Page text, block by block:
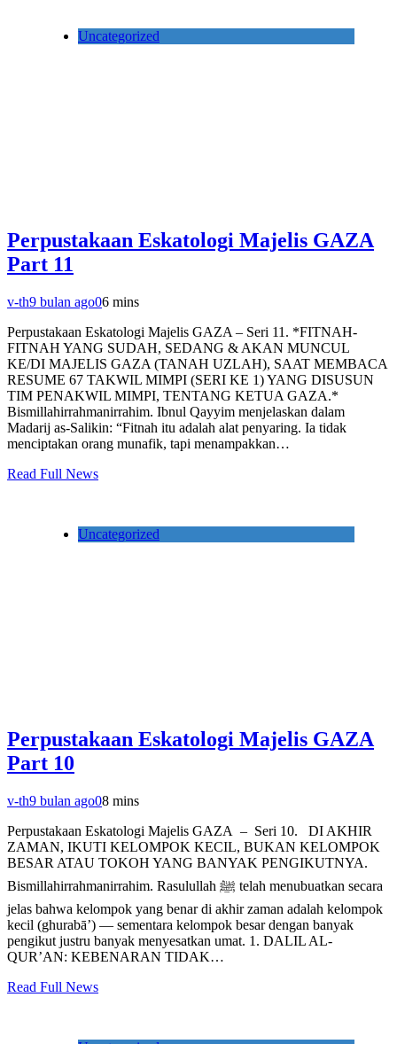
Uncategorized
Perpustakaan Eskatologi Majelis GAZA
Part 11
v-th9 bulan ago06 mins
Perpustakaan Eskatologi Majelis GAZA – Seri 11. *FITNAH-
FITNAH YANG SUDAH, SEDANG & AKAN MUNCUL
KE/DI MAJELIS GAZA (TANAH UZLAH), SAAT MEMBACA
RESUME 67 TAKWIL MIMPI (SERI KE 1) YANG DISUSUN
TIM PENAKWIL MIMPI, TENTANG KETUA GAZA.*
Bismillahirrahmanirrahim. Ibnul Qayyim menjelaskan dalam
Madarij as-Salikin: “Fitnah itu adalah alat penyaring. Ia tidak
menciptakan orang munafik, tapi menampakkan…
Read Full News
Uncategorized
Perpustakaan Eskatologi Majelis GAZA
Part 10
v-th9 bulan ago08 mins
Perpustakaan Eskatologi Majelis GAZA – Seri 10. DI AKHIR
ZAMAN, IKUTI KELOMPOK KECIL, BUKAN KELOMPOK
BESAR ATAU TOKOH YANG BANYAK PENGIKUTNYA.
Bismillahirrahmanirrahim. Rasulullah ﷺ telah menubuatkan secara
jelas bahwa kelompok yang benar di akhir zaman adalah kelompok
kecil (ghurabā’) — sementara kelompok besar dengan banyak
pengikut justru banyak menyesatkan umat. 1. DALIL AL-
QUR’AN: KEBENARAN TIDAK…
Read Full News